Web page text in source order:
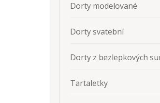
Dorty modelované
Dorty svatební
Dorty z bezlepkových
Tartaletky